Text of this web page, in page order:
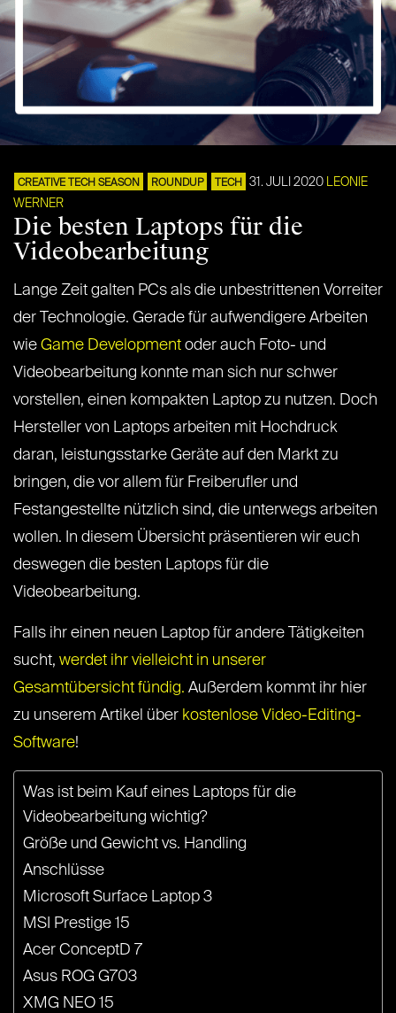
CREATIVE TECH SEASON ROUNDUP TECH 31. JULI 2020 LEONIE
WERNER
Die besten Laptops für die
Videobearbeitung
Lange Zeit galten PCs als die unbestrittenen Vorreiter
der Technologie. Gerade für aufwendigere Arbeiten
wie Game Development oder auch Foto- und
Videobearbeitung konnte man sich nur schwer
vorstellen, einen kompakten Laptop zu nutzen. Doch
Hersteller von Laptops arbeiten mit Hochdruck
daran, leistungsstarke Geräte auf den Markt zu
bringen, die vor allem für Freiberufler und
Festangestellte nützlich sind, die unterwegs arbeiten
wollen. In diesem Übersicht präsentieren wir euch
deswegen die besten Laptops für die
Videobearbeitung.
Falls ihr einen neuen Laptop für andere Tätigkeiten
sucht, werdet ihr vielleicht in unserer
Gesamtübersicht fündig. Außerdem kommt ihr hier
zu unserem Artikel über kostenlose Video-Editing-
Software!
Was ist beim Kauf eines Laptops für die
Videobearbeitung wichtig?
Größe und Gewicht vs. Handling
Anschlüsse
Microsoft Surface Laptop 3
MSI Prestige 15
Acer ConceptD 7
Asus ROG G703
XMG NEO 15